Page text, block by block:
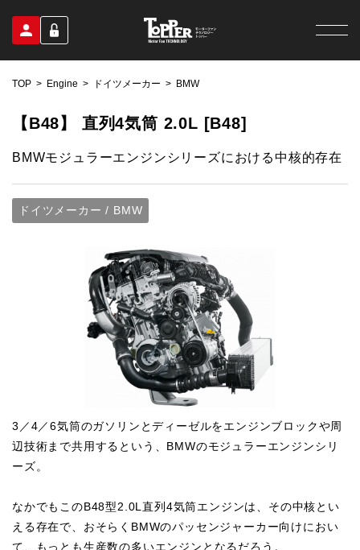
TOP Engine ドイツメーカー BMW
【B48】 直列4気筒 2.0L [B48]
BMWモジュラーエンジンシリーズにおける中核的存在
ドイツメーカー / BMW
3／4／6気筒のガソリンとディーゼルをエンジンブロックや周
辺技術まで共用するという、BMWのモジュラーエンジンシリ
ーズ。
なかでもこのB48型2.0L直列4気筒エンジンは、その中核とい
える存在で、おそらくBMWのパッセンジャーカー向けにおい
て、もっとも生産数の多いエンジンとなるだろう。